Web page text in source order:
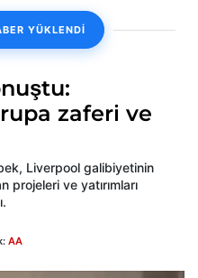
YÜKLENDİ
zaferi ve
Liverpool galibiyetinin
projeleri ve yatırımları
AA